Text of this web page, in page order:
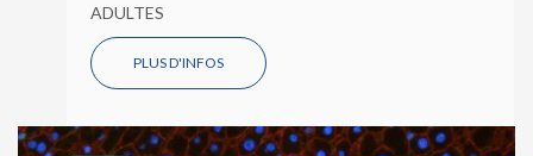
ADULTES
PLUS D'INFOS